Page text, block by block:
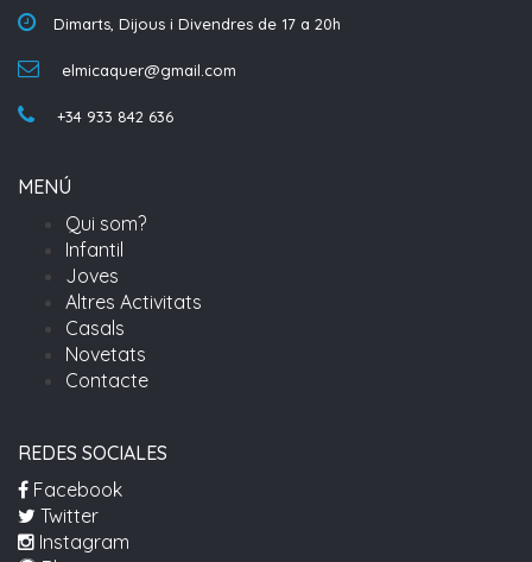
Dimarts, Dijous i Divendres de 17 a 20h
elmicaquer@gmail.com
+34 933 842 636
MENÚ
Qui som?
Infantil
Joves
Altres Activitats
Casals
Novetats
Contacte
REDES SOCIALES
Facebook
Twitter
Instagram